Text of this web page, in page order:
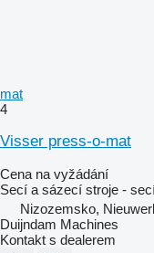
mat
4
Visser press-o-mat
Cena na vyžádání
Secí a sázecí stroje -
Nizozemsko,
Duijndam Machines
Kontakt s dealerem